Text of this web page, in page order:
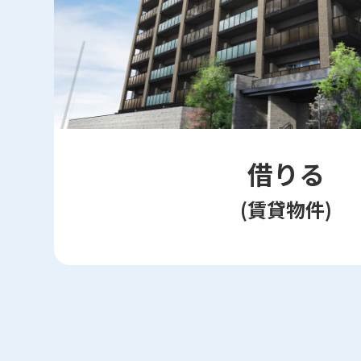
借りる
(賃貸物件)